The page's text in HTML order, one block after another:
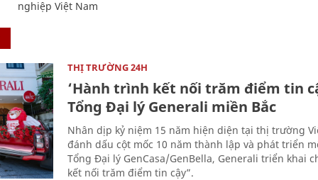
nghiệp Việt Nam
THỊ TRƯỜNG 24H
‘Hành trình kết nối trăm điểm tin
Tổng Đại lý Generali miền Bắc
Nhân dịp kỷ niệm 15 năm hiện diện tại thị trường
đánh dấu cột mốc 10 năm thành lập và phát triển
Tổng Đại lý GenCasa/GenBella, Generali triển khai
kết nối trăm điểm tin cậy”.